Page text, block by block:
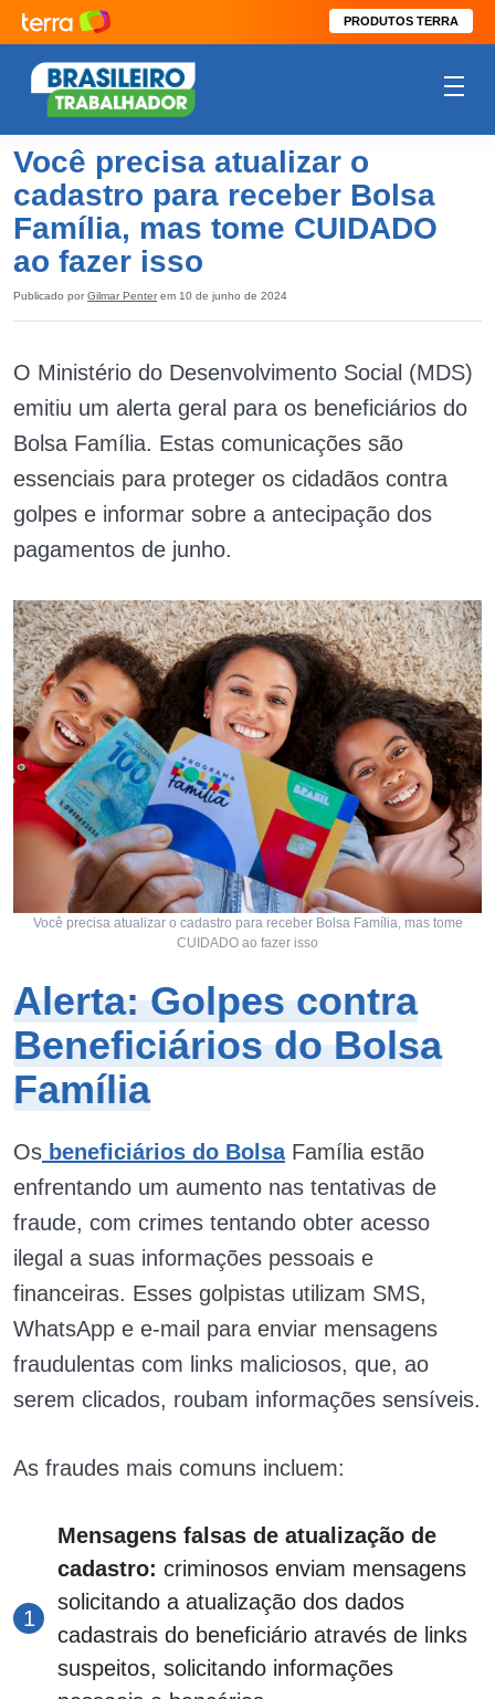
PRODUTOS TERRA
Você precisa atualizar o
cadastro para receber Bolsa
Família, mas tome CUIDADO
ao fazer isso
Publicado por Gilmar Penter em 10 de junho de 2024
O Ministério do Desenvolvimento Social (MDS)
emitiu um alerta geral para os beneficiários do
Bolsa Família. Estas comunicações são
essenciais para proteger os cidadãos contra
golpes e informar sobre a antecipação dos
pagamentos de junho.
Você precisa atualizar o cadastro para receber Bolsa Família, mas tome
CUIDADO ao fazer isso
Alerta: Golpes contra
Beneficiários do Bolsa
Família
Os beneficiários do BolsaFamília estão
enfrentando um aumento nas tentativas de
fraude, com crimes tentando obter acesso
ilegal a suas informações pessoais e
financeiras. Esses golpistas utilizam SMS,
WhatsApp e e-mail para enviar mensagens
fraudulentas com links maliciosos, que, ao
serem clicados, roubam informações sensíveis.
As fraudes mais comuns incluem:
Mensagens falsas de atualização de
cadastro: criminosos enviam mensagens
solicitando a atualização dos dados
cadastrais do beneficiário através de links
suspeitos, solicitando informações